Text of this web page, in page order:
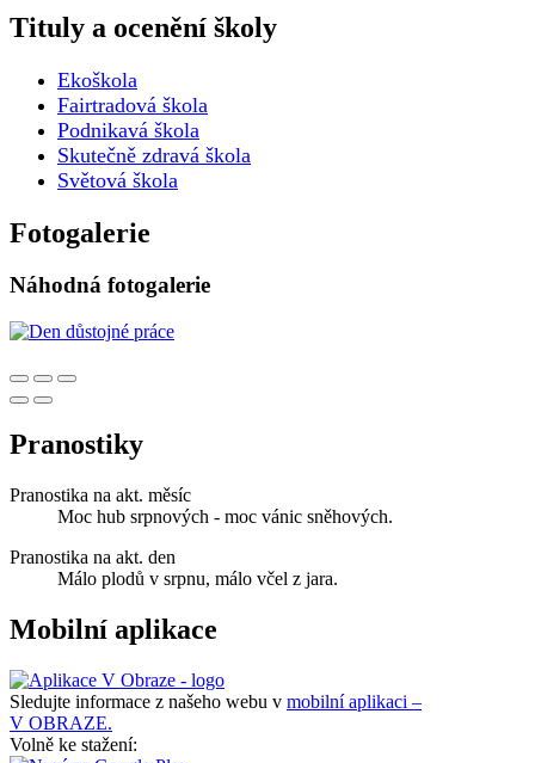
Tituly a ocenění školy
Ekoškola
Fairtradová škola
Podnikavá škola
Skutečně zdravá škola
Světová škola
Fotogalerie
Náhodná fotogalerie
Pranostiky
Pranostika na akt. měsíc
Moc hub srpnových - moc vánic sněhových.
Pranostika na akt. den
Málo plodů v srpnu, málo včel z jara.
Mobilní aplikace
Sledujte informace z našeho webu v mobilní aplikaci –
V OBRAZE.
Volně ke stažení: